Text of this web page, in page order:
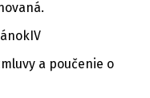
poučenie o